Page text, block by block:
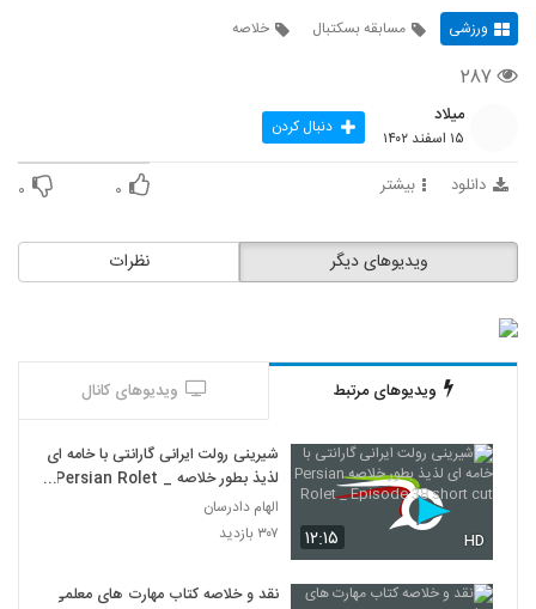
ورزشی مسابقه بسکتبال خلاصه
۲۸۷
میلاد
۱۵ اسفند ۱۴۰۲ دنبال کردن
دانلود بیشتر ۰ ۰
نظرات ویدیوهای دیگر
ویدیوهای مرتبط ویدیوهای کانال
۱۲:۱۵ HD
شیرینی رولت ایرانی گارانتی با خامه ای
لذیذ بطور خلاصه Persian Rolet _
Episode 38 short cut
الهام دادرسان
۳۰۷ بازدید
نقد و خلاصه کتاب مهارت های معلمی